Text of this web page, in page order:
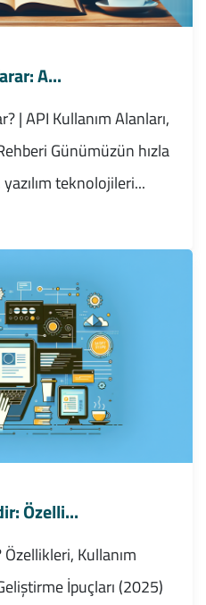
A...
| API Kullanım Alanları,
Günümüzün hızla
teknolojileri...
Özelli...
Kullanım
İpuçları (2025)